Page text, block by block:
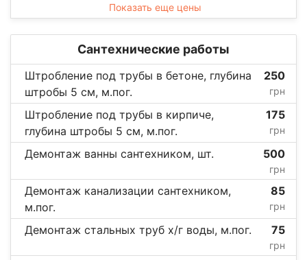
Показать еще цены
Сантехнические работы
Штробление под трубы в бетоне, глубина
штробы 5 см, м.пог.
250
грн
Штробление под трубы в кирпиче,
глубина штробы 5 см, м.пог.
175
грн
Демонтаж ванны сантехником, шт. 500
грн
Демонтаж канализации сантехником,
м.пог.
85
грн
Демонтаж стальных труб х/г воды, м.пог. 75
грн